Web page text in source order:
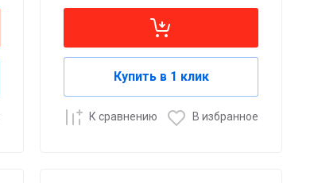
Купить в 1 клик
К сравнению В избранное